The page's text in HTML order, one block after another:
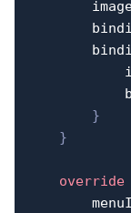
}
}
override